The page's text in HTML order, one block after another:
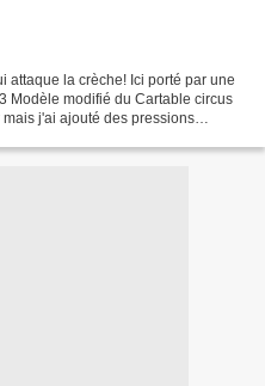
attaque la crèche! Ici porté par une
Modèle modifié du Cartable circus
j'ai ajouté des pressions